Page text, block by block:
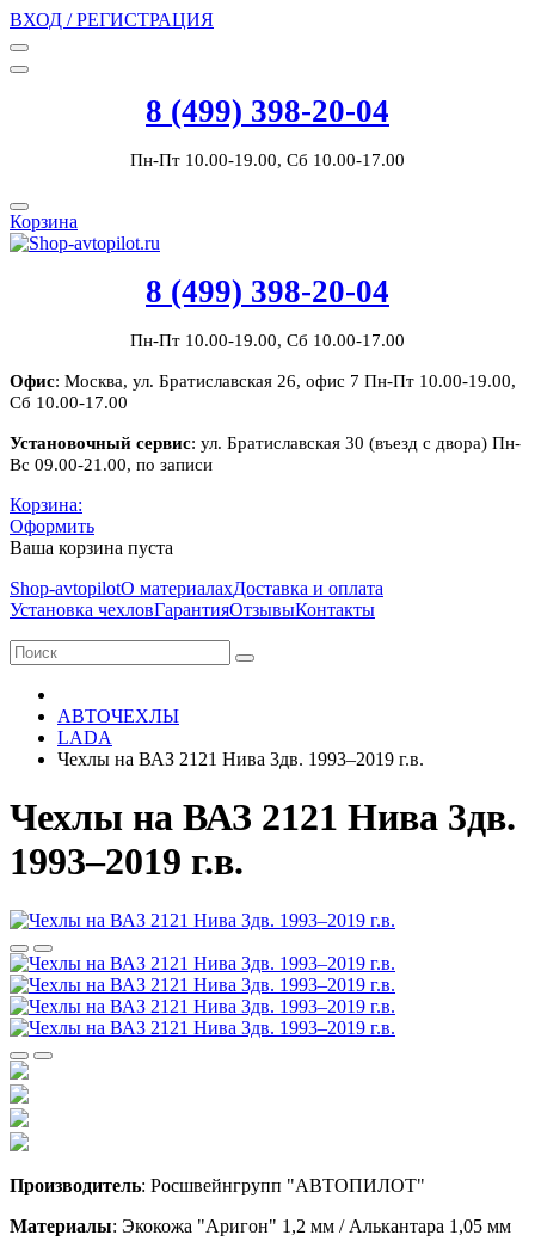
ВХОД / РЕГИСТРАЦИЯ
8 (499) 398-20-04
Пн-Пт 10.00-19.00, Сб 10.00-17.00
Корзина
8 (499) 398-20-04
Пн-Пт 10.00-19.00, Сб 10.00-17.00
Офис: Москва, ул. Братиславская 26, офис 7 Пн-Пт 10.00-19.00,
Сб 10.00-17.00
Установочный сервис: ул. Братиславская 30 (въезд с двора) Пн-
Вс 09.00-21.00, по записи
Корзина:
Оформить
Ваша корзина пуста
Shop-avtopilotО материалахДоставка и оплата
Установка чехловГарантияОтзывыКонтакты
АВТОЧЕХЛЫ
LADA
Чехлы на ВАЗ 2121 Нива 3дв. 1993–2019 г.в.
Чехлы на ВАЗ 2121 Нива 3дв.
1993–2019 г.в.
Производитель: Росшвейнгрупп "АВТОПИЛОТ"
Материалы: Экокожа "Аригон" 1,2 мм / Алькантара 1,05 мм